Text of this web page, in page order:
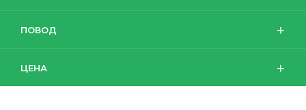
ПОВОД
ЦЕНА